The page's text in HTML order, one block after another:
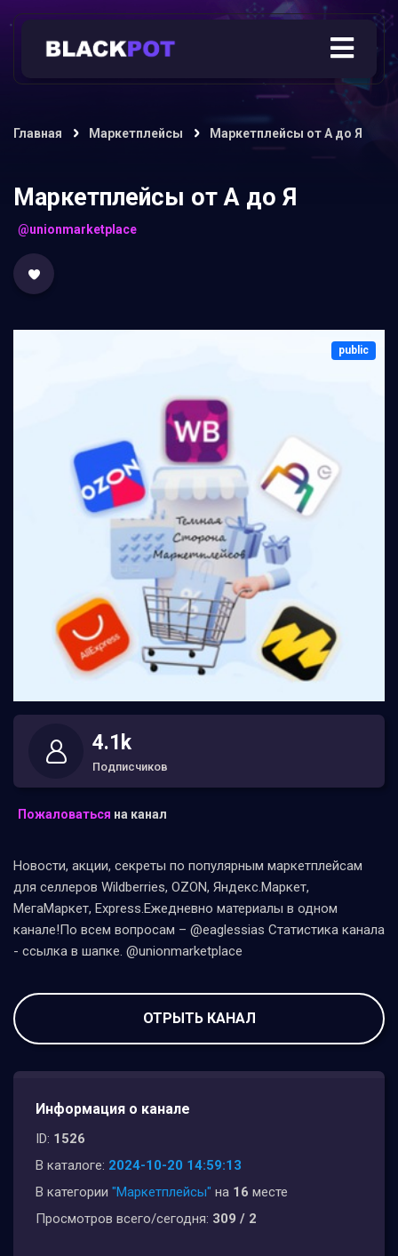
Главная Маркетплейсы Маркетплейсы от А до Я
Маркетплейсы от А до Я
@unionmarketplace
public
4.1k
Подписчиков
Пожаловаться на канал
Новости, акции, секреты по популярным маркетплейсам
для селлеров Wildberries, OZON, Яндекс.Маркет,
МегаМаркет, Express.Ежедневно материалы в одном
канале!По всем вопросам – @eaglessias Статистика канала
- ссылка в шапке. @unionmarketplace
ОТРЫТЬ КАНАЛ
Информация о канале
ID: 1526
В каталоге: 2024-10-20 14:59:13
В категории "Маркетплейсы" на 16 месте
Просмотров всего/сегодня: 309 / 2